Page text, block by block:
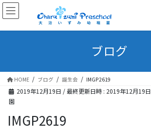
ブログ
HOME ブログ 誕生会 IMGP2619
2019年12月19日 / 最終更新日時 : 2019年12月19日
園
IMGP2619